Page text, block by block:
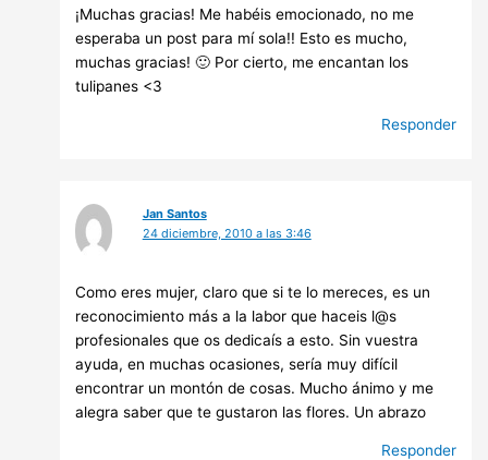
¡Muchas gracias! Me habéis emocionado, no me
esperaba un post para mí sola!! Esto es mucho,
muchas gracias! 🙂 Por cierto, me encantan los
tulipanes <3
Responder
Jan Santos
24 diciembre, 2010 a las 3:46
Como eres mujer, claro que si te lo mereces, es un
reconocimiento más a la labor que haceis l@s
profesionales que os dedicaís a esto. Sin vuestra
ayuda, en muchas ocasiones, sería muy difícil
encontrar un montón de cosas. Mucho ánimo y me
alegra saber que te gustaron las flores. Un abrazo
Responder